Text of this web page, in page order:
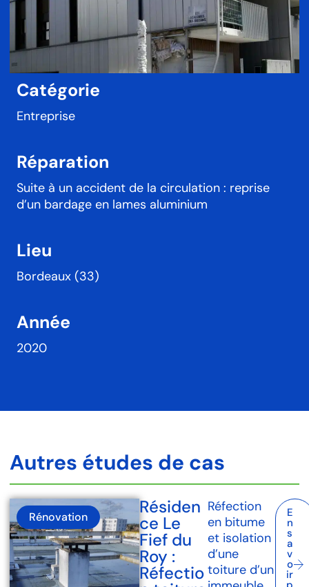
Catégorie
Entreprise
Réparation
Suite à un accident de la circulation : reprise
d’un bardage en lames aluminium
Lieu
Bordeaux (33)
Année
2020
Autres études de cas
Rénovation Résiden
ce Le
Fief du
Roy :
Réfectio
Réfection
en bitume
et isolation
d’une
toiture d’un
E
n
s
a
v
o
ir